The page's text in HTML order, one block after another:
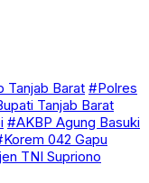
Tanjab Barat #Polres
Tanjab Barat
#AKBP Agung Basuki
042 Gapu
TNI Supriono